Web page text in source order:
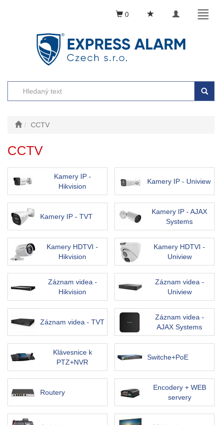
Toggle
0
CCTV
CCTV
Kamery IP -
Hikvision
Kamery IP - Uniview
Kamery IP - TVT
Kamery IP - AJAX
Systems
Kamery HDTVI -
Hikvision
Kamery HDTVI -
Uniview
Záznam videa -
Hikvision
Záznam videa -
Uniview
Záznam videa - TVT
Záznam videa -
AJAX Systems
Klávesnice k
PTZ+NVR
Switche+PoE
Routery
Encodery + WEB
servery